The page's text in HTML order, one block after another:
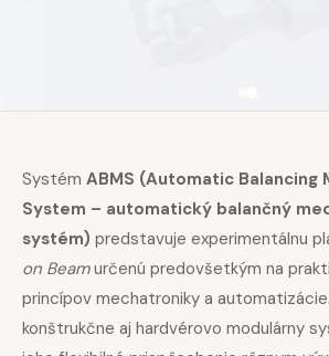
Systém ABMS (Automatic Balancing
System – automatický balančný
systém) predstavuje experimentálnu
on Beamurčenú predovšetkým na
princípov mechatroniky a
konštrukčne aj hardvérovo modulárny